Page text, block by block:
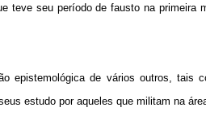
teve seu período de fausto na primeira
epistemológica de vários outros, tais
estudo por aqueles que militam na